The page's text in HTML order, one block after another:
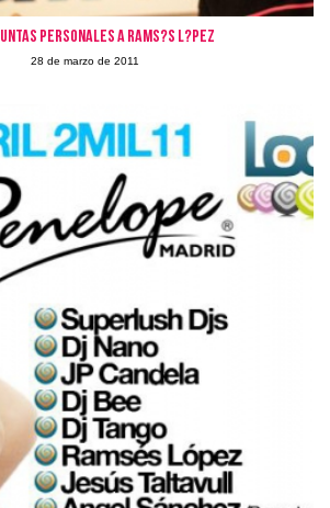
personales a Rams?s L?pez
28 de marzo de 2011